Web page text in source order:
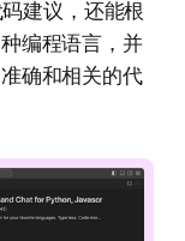
建议，还能根
编程语言，并
确和相关的代